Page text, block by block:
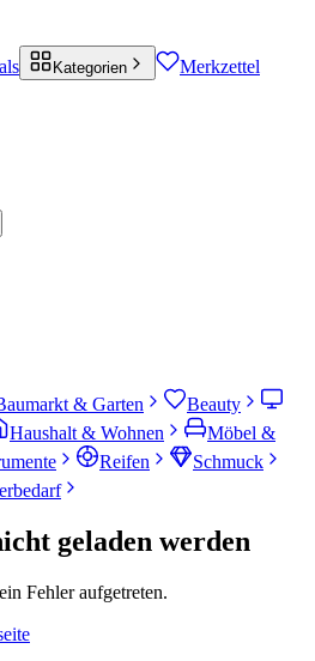
Kategorien Merkzettel
& Garten
Beauty
Haushalt & Wohnen
Möbel &
Reifen
Schmuck
geladen werden
Fehler aufgetreten.